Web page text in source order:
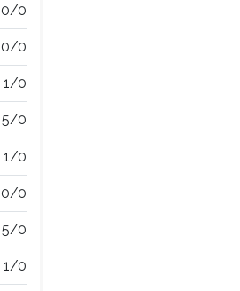
0/0
0/0
1/0
5/0
1/0
0/0
5/0
1/0